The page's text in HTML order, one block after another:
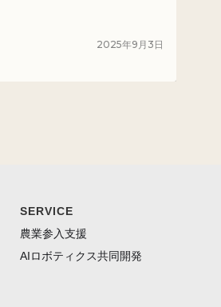
2025年9 月 3 日
SERVICE
農業参入支援
AIロボティクス共同開発